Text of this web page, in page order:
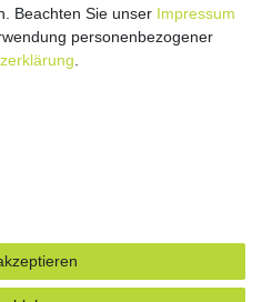
Beachten Sie unser Impressum
personenbezogener